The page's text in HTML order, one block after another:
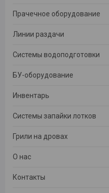
Прачечное оборудование
Линии раздачи
Системы водоподготовки
БУ-оборудование
Инвентарь
Системы запайки лотков
Грили на дровах
О нас
Контакты